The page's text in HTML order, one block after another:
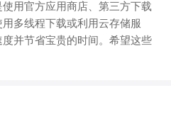
用官方应用商店、第三方下载
多线程下载或利用云存储服
并节省宝贵的时间。希望这些